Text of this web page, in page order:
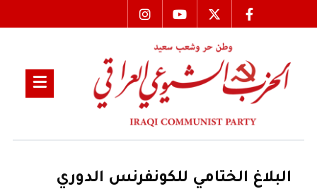
البلاغ الختامي للكونفرنس الدوري